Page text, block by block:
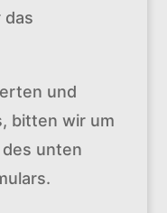
das
und
bitten wir um
unten